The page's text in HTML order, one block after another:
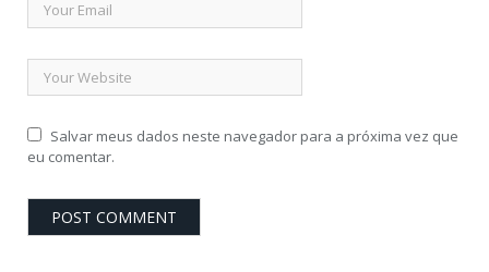
Salvar meus dados neste navegador para a próxima vez que
eu comentar.